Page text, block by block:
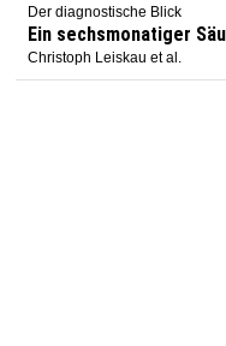
Der diagnostische Blick
Ein sechsmonatiger
Christoph Leiskau et al.